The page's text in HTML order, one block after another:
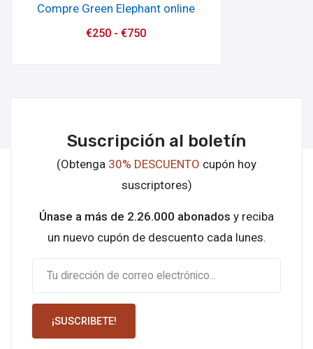
Compre Green Elephant online
€250 -€750
Suscripción al boletín
(Obtenga 30% DESCUENTO cupón hoy
suscriptores)
Únase a más de 2.26.000 abonados y reciba
un nuevo cupón de descuento cada lunes.
¡SUSCRIBETE!